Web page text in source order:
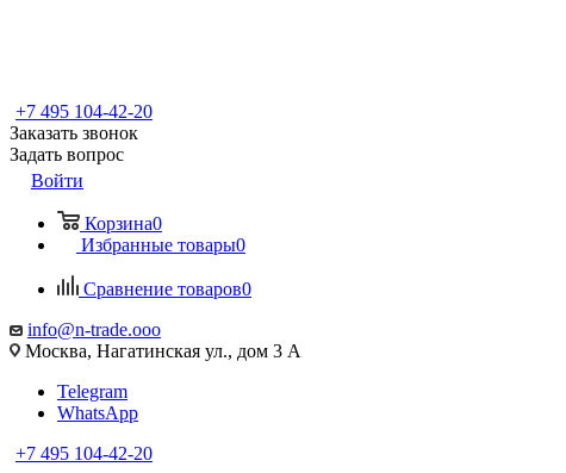
+7 495 104-42-20
Заказать звонок
Задать вопрос
Войти
Корзина0
Избранные товары0
Сравнение товаров0
info@n-trade.ooo
Москва, Нагатинская ул., дом 3 А
Telegram
WhatsApp
+7 495 104-42-20